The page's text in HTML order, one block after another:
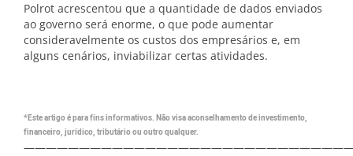
Polrot acrescentou que a quantidade de dados enviados
ao governo será enorme, o que pode aumentar
consideravelmente os custos dos empresários e, em
alguns cenários, inviabilizar certas atividades.
*Este artigo é para fins informativos. Não visa aconselhamento de investimento,
financeiro, jurídico, tributário ou outro qualquer.